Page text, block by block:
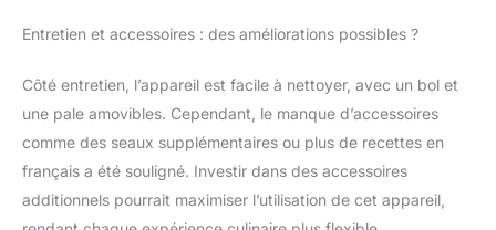
pratique et efficace. De
maintien au froid
garantit que vos
desserts restent frais
même après la fin du
processus de
préparation. Livrée
Entretien et accessoires : des améliorations possibles ?
Côté entretien, l’appareil est facile à nettoyer, avec un bol et
une pale amovibles. Cependant, le manque d’accessoires
comme des seaux supplémentaires ou plus de recettes en
français a été souligné. Investir dans des accessoires
additionnels pourrait maximiser l’utilisation de cet appareil,